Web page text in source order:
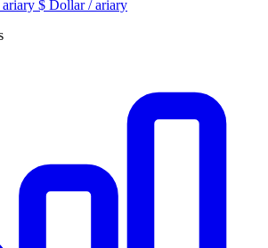
$ Dollar / ariary